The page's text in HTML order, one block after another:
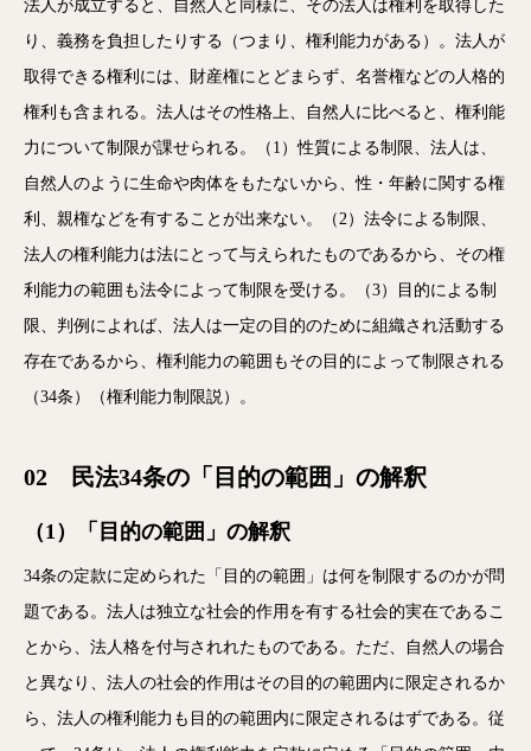
法人が成立すると、自然人と同様に、その法人は権利を取得した
り、義務を負担したりする（つまり、権利能力がある）。法人が
取得できる権利には、財産権にとどまらず、名誉権などの人格的
権利も含まれる。法人はその性格上、自然人に比べると、権利能
力について制限が課せられる。（1）性質による制限、法人は、
自然人のように生命や肉体をもたないから、性・年齢に関する権
利、親権などを有することが出来ない。（2）法令による制限、
法人の権利能力は法にとって与えられたものであるから、その権
利能力の範囲も法令によって制限を受ける。（3）目的による制
限、判例によれば、法人は一定の目的のために組織され活動する
存在であるから、権利能力の範囲もその目的によって制限される
（34条）（権利能力制限説）。
02 民法34条の「目的の範囲」の解釈
（1）「目的の範囲」の解釈
34条の定款に定められた「目的の範囲」は何を制限するのかが問
題である。法人は独立な社会的作用を有する社会的実在であるこ
とから、法人格を付与されれたものである。ただ、自然人の場合
と異なり、法人の社会的作用はその目的の範囲内に限定されるか
ら、法人の権利能力も目的の範囲内に限定されるはずである。従